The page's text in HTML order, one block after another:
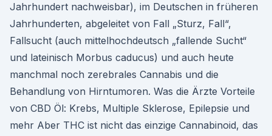
Jahrhundert nachweisbar), im Deutschen in früheren
Jahrhunderten, abgeleitet von Fall „Sturz, Fall“,
Fallsucht (auch mittelhochdeutsch „fallende Sucht“
und lateinisch Morbus caducus) und auch heute
manchmal noch zerebrales Cannabis und die
Behandlung von Hirntumoren. Was die Ärzte Vorteile
von CBD Öl: Krebs, Multiple Sklerose, Epilepsie und
mehr Aber THC ist nicht das einzige Cannabinoid, das